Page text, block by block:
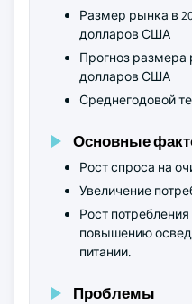
Размер рынка в
долларов США
Прогноз размера
долларов США
Среднегодовой
Основные
Рост спроса на
Увеличение
Рост
повышению
питании.
Проблемы